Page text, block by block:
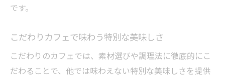
です。
こだわりカフェで味わう特別な美味しさ
こだわりのカフェでは、素材選びや調理法に徹底的にこ
だわることで、他では味わえない特別な美味しさを提供